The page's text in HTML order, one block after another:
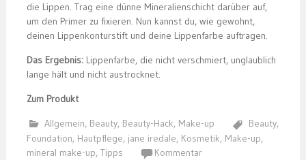
die Lippen. Trag eine dünne Mineralienschicht darüber auf,
um den Primer zu fixieren. Nun kannst du, wie gewohnt,
deinen Lippenkonturstift und deine Lippenfarbe auftragen.
Das Ergebnis: Lippenfarbe, die nicht verschmiert, unglaublich
lange hält und nicht austrocknet.
Zum Produkt
Allgemein, Beauty, Beauty-Hack, Make-up Beauty,
Foundation, Hautpflege, jane iredale, Kosmetik, Make-up,
mineral make-up, Tipps Kommentar